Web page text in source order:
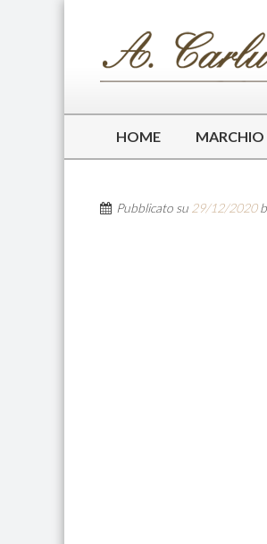
HOME MARCHIO
Pubblicato su 29/12/2020